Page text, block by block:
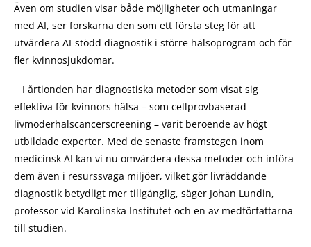
Även om studien visar både möjligheter och utmaningar
med AI, ser forskarna den som ett första steg för att
utvärdera AI-stödd diagnostik i större hälsoprogram och för
fler kvinnosjukdomar.
− I årtionden har diagnostiska metoder som visat sig
effektiva för kvinnors hälsa – som cellprovbaserad
livmoderhalscancerscreening – varit beroende av högt
utbildade experter. Med de senaste framstegen inom
medicinsk AI kan vi nu omvärdera dessa metoder och införa
dem även i resurssvaga miljöer, vilket gör livräddande
diagnostik betydligt mer tillgänglig, säger Johan Lundin,
professor vid Karolinska Institutet och en av medförfattarna
till studien.